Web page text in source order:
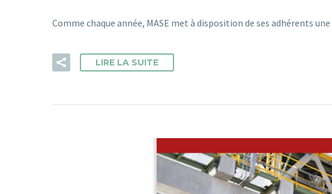
Comme chaque année, MASE met à disposition de ses adhérents
LIRE LA SUITE